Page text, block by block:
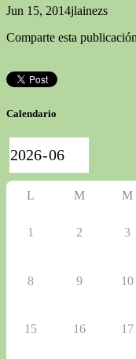
Jun 15, 2014jlainezs
Comparte esta
Calendario
L M M
1 2 3
8 9 10
15 16 17